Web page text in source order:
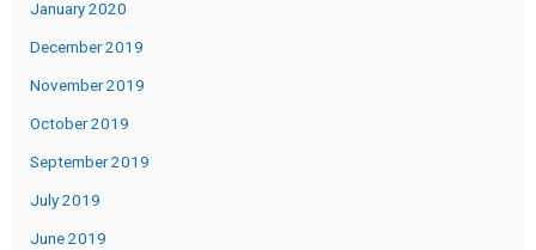
January 2020
December 2019
November 2019
October 2019
September 2019
July 2019
June 2019